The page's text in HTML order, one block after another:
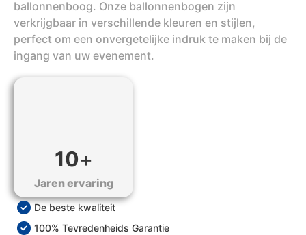
ballonnenboog. Onze ballonnenbogen zijn
verkrijgbaar in verschillende kleuren en stijlen,
perfect om een onvergetelijke indruk te maken bij de
ingang van uw evenement.
10+
Jaren ervaring
De beste kwaliteit
100% Tevredenheids Garantie